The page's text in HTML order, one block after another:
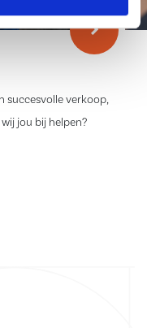
succesvolle verkoop,
jou bij helpen?